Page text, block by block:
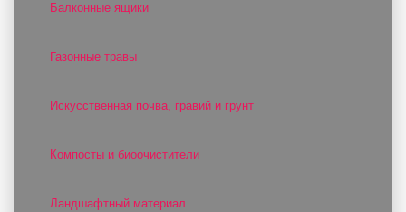
Балконные ящики
Газонные травы
Искусственная почва, гравий и грунт
Компосты и биоочистители
Ландшафтный материал